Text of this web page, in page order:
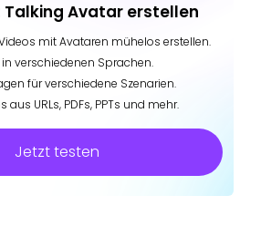
Talking Avatar erstellen
mit Avataren mühelos erstellen.
verschiedenen Sprachen.
für verschiedene Szenarien.
aus URLs, PDFs, PPTs und mehr.
Jetzt testen